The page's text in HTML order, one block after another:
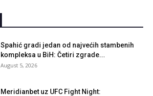
Spahić gradi jedan od najvećih stambenih
kompleksa u BiH: Četiri zgrade...
August 5, 2026
Meridianbet uz UFC Fight Night: